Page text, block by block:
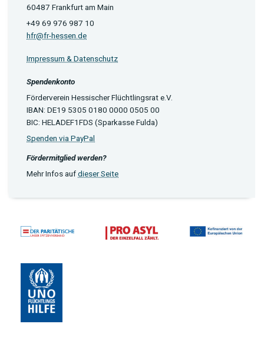
60487 Frankfurt am Main
+49 69 976 987 10
hfr@fr-hessen.de
Impressum & Datenschutz
Spendenkonto
Förderverein Hessischer Flüchtlingsrat e.V.
IBAN: DE19 5305 0180 0000 0505 00
BIC: HELADEF1FDS (Sparkasse Fulda)
Spenden via PayPal
Fördermitglied werden?
Mehr Infos aufdieser Seite